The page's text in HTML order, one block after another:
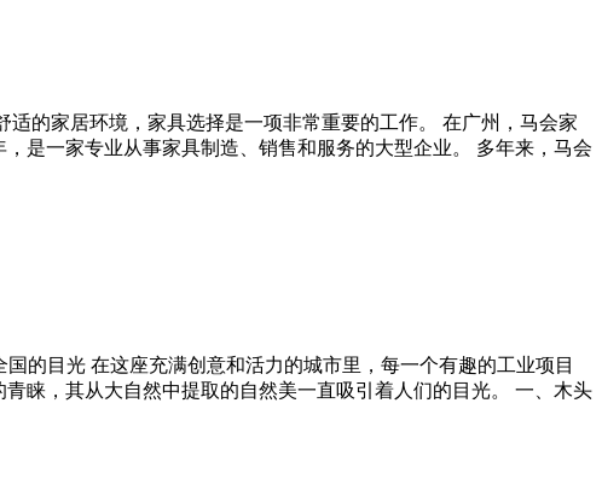
的家居环境，家具选择是一项非常重要的工作。 在广州，马会家
是一家专业从事家具制造、销售和服务的大型企业。 多年来，马会
的目光 在这座充满创意和活力的城市里，每一个有趣的工业项目
睐，其从大自然中提取的自然美一直吸引着人们的目光。 一、木头